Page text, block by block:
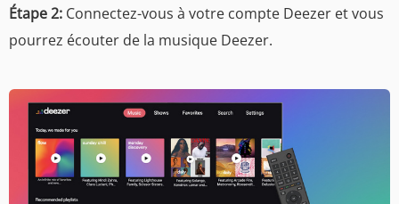
Étape 2: Connectez-vous à votre compte Deezer et vous
pourrez écouter de la musique Deezer.